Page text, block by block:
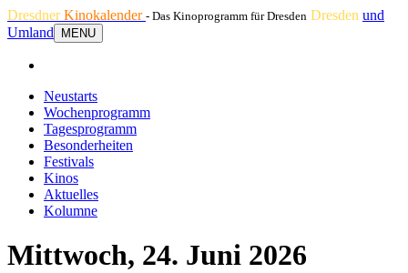
DresdnerKinokalender - Das Kinoprogramm für Dresden Dresden und
Umland
MENU
Neustarts
Wochenprogramm
Tagesprogramm
Besonderheiten
Festivals
Kinos
Aktuelles
Kolumne
Mittwoch, 24. Juni 2026